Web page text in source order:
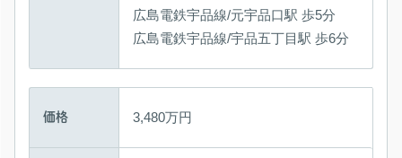
広島電鉄宇品線/元宇品口駅 歩5分
広島電鉄宇品線/宇品五丁目駅 歩6分
価格 3,480万円